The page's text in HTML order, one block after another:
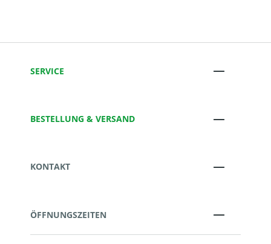
SERVICE
BESTELLUNG & VERSAND
KONTAKT
ÖFFNUNGSZEITEN